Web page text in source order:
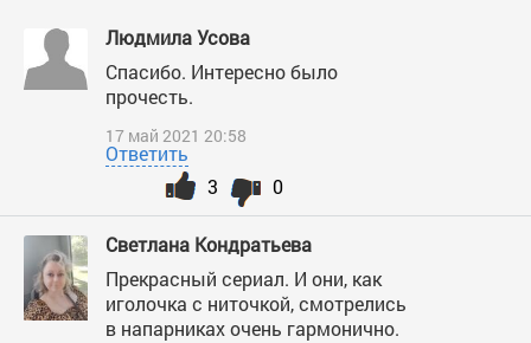
Людмила Усова
Спасибо. Интересно было
прочесть.
17 май 2021 20:58
Ответить
0
3
Светлана Кондратьева
Прекрасный сериал. И они, как
иголочка с ниточкой, смотрелись
в напарниках очень гармонично.